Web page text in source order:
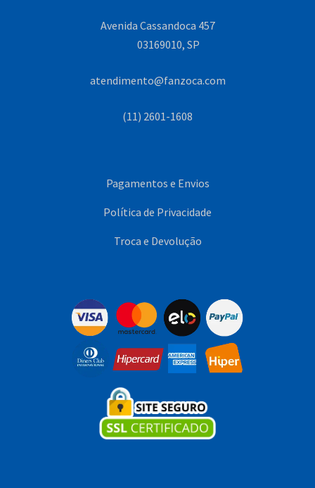
Avenida Cassandoca 457
03169010, SP
atendimento@fanzoca.com
(11) 2601-1608
Pagamentos e Envios
Política de Privacidade
Troca e Devolução